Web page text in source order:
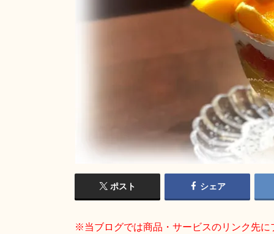
ポスト シェア
※当ブログでは商品・サービスのリンク先